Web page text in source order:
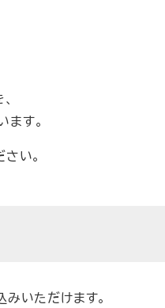
ます。
い。
いただけます。